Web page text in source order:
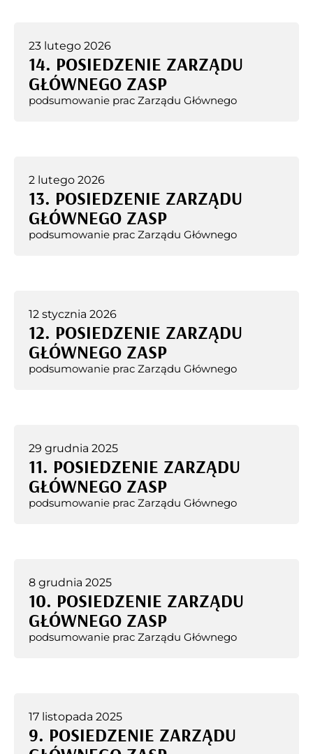
23 lutego 2026
14. POSIEDZENIE ZARZĄDU
GŁÓWNEGO ZASP
podsumowanie prac Zarządu Głównego
2 lutego 2026
13. POSIEDZENIE ZARZĄDU
GŁÓWNEGO ZASP
podsumowanie prac Zarządu Głównego
12 stycznia 2026
12. POSIEDZENIE ZARZĄDU
GŁÓWNEGO ZASP
podsumowanie prac Zarządu Głównego
29 grudnia 2025
11. POSIEDZENIE ZARZĄDU
GŁÓWNEGO ZASP
podsumowanie prac Zarządu Głównego
8 grudnia 2025
10. POSIEDZENIE ZARZĄDU
GŁÓWNEGO ZASP
podsumowanie prac Zarządu Głównego
17 listopada 2025
9. POSIEDZENIE ZARZĄDU